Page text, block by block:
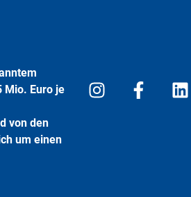
Mio. Euro je
von den
um einen